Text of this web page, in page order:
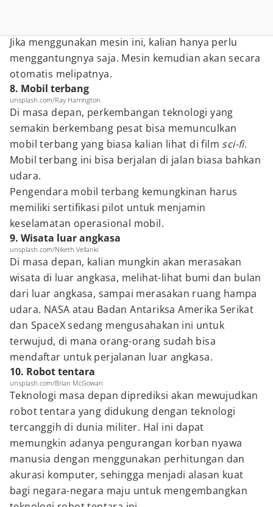
Jika menggunakan mesin ini, kalian hanya perlu
menggantungnya saja. Mesin kemudian akan secara
otomatis melipatnya.
8. Mobil terbang
unsplash.com/Ray Harrington
Di masa depan, perkembangan teknologi yang
semakin berkembang pesat bisa memunculkan
mobil terbang yang biasa kalian lihat di film sci-fi.
Mobil terbang ini bisa berjalan di jalan biasa bahkan
udara.
Pengendara mobil terbang kemungkinan harus
memiliki sertifikasi pilot untuk menjamin
keselamatan operasional mobil.
9. Wisata luar angkasa
unsplash.com/Niketh Vellanki
Di masa depan, kalian mungkin akan merasakan
wisata di luar angkasa, melihat-lihat bumi dan bulan
dari luar angkasa, sampai merasakan ruang hampa
udara. NASA atau Badan Antariksa Amerika Serikat
dan SpaceX sedang mengusahakan ini untuk
terwujud, di mana orang-orang sudah bisa
mendaftar untuk perjalanan luar angkasa.
10. Robot tentara
unsplash.com/Brian McGowan
Teknologi masa depan diprediksi akan mewujudkan
robot tentara yang didukung dengan teknologi
tercanggih di dunia militer. Hal ini dapat
memungkin adanya pengurangan korban nyawa
manusia dengan menggunakan perhitungan dan
akurasi komputer, sehingga menjadi alasan kuat
bagi negara-negara maju untuk mengembangkan